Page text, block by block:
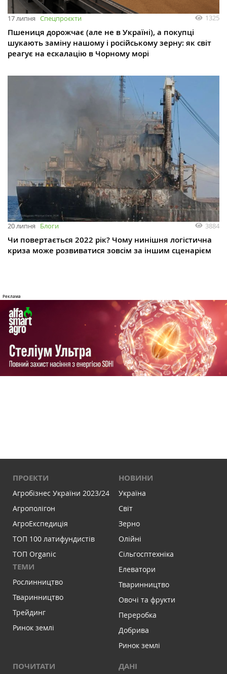
17 липня Спецпроєкти 1325
Пшениця дорожчає (але не в Україні), а покупці
шукають заміну нашому і російському зерну: як світ
реагує на ескалацію в Чорному морі
20 липня Блоги 3884
Чи повертається 2022 рік? Чому нинішня логістична
криза може розвиватися зовсім за іншим сценарієм
ПРОЕКТИ
Агробізнес України 2023/24
Агрополігон
АгроЕкспедиція
ТОП 100 латифундистів
ТОП Organic
ТЕМИ
Рослинництво
Тваринництво
Трейдинг
Ринок землі
НОВИНИ
Україна
Світ
Зерно
Олійні
Сільгосптехніка
Елеватори
Тваринництво
Овочі та фрукти
Переробка
Добрива
Ринок землі
ПОЧИТАТИ ДАНІ